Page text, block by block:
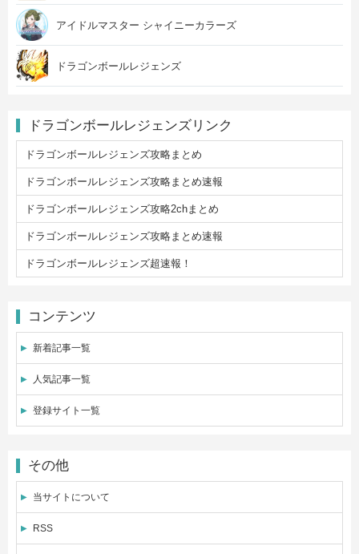
アイドルマスター シャイニーカラーズ
ドラゴンボールレジェンズ
ドラゴンボールレジェンズリンク
ドラゴンボールレジェンズ攻略まとめ
ドラゴンボールレジェンズ攻略まとめ速報
ドラゴンボールレジェンズ攻略2chまとめ
ドラゴンボールレジェンズ攻略まとめ速報
ドラゴンボールレジェンズ超速報！
コンテンツ
新着記事一覧
人気記事一覧
登録サイト一覧
その他
当サイトについて
RSS